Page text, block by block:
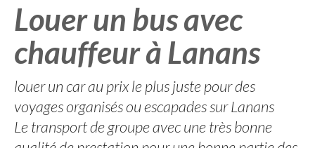
Louer un bus avec
chauffeur à Lanans
louer un car au prix le plus juste pour des
voyages organisés ou escapades sur Lanans
Le transport de groupe avec une très bonne